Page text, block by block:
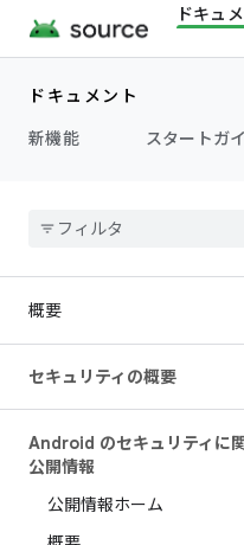
ドキュ
ドキュメント
新機能
スタートガ
概要
セキュリティの概要
Android のセキュリティに
公開情報
公開情報ホーム